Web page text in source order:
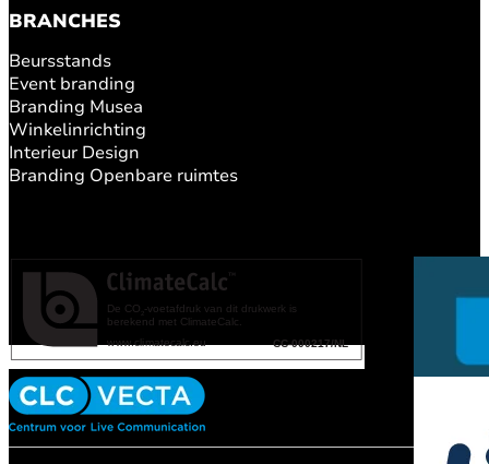
BRANCHES
Beursstands
Event branding
Branding Musea
Winkelinrichting
Interieur Design
Branding Openbare ruimtes